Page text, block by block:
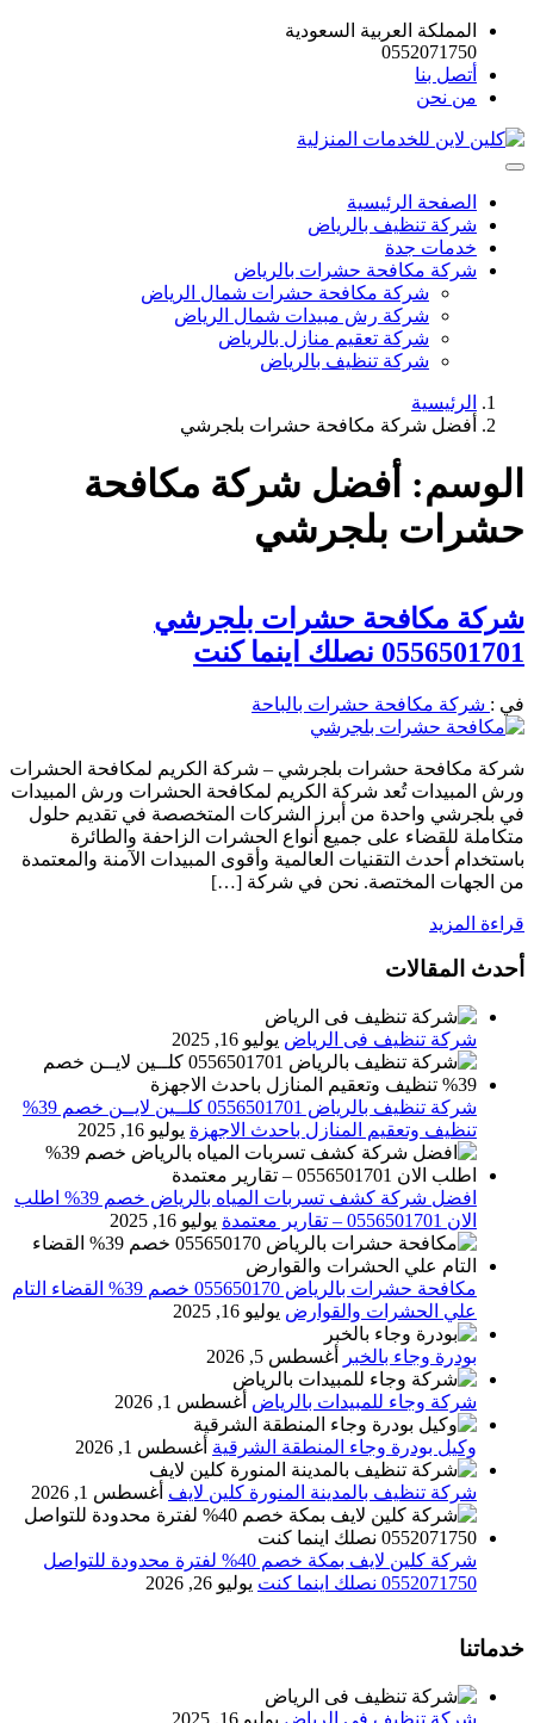
المملكة العربية السعودية
0552071750
أتصل بنا
من نحن
الصفحة الرئيسية
شركة تنظيف بالرياض
خدمات جدة
شركة مكافحة حشرات بالرياض
شركة مكافحة حشرات شمال الرياض
شركة رش مبيدات شمال الرياض
شركة تعقيم منازل بالرياض
شركة تنظيف بالرياض
الرئيسية
أفضل شركة مكافحة حشرات بلجرشي
الوسم: أفضل شركة مكافحة
حشرات بلجرشي
شركة مكافحة حشرات بلجرشي
0556501701 نصلك اينما كنت
في : شركة مكافحة حشرات بالباحة
شركة مكافحة حشرات بلجرشي – شركة الكريم لمكافحة الحشرات
ورش المبيدات تُعد شركة الكريم لمكافحة الحشرات ورش المبيدات
في بلجرشي واحدة من أبرز الشركات المتخصصة في تقديم حلول
متكاملة للقضاء على جميع أنواع الحشرات الزاحفة والطائرة
باستخدام أحدث التقنيات العالمية وأقوى المبيدات الآمنة والمعتمدة
من الجهات المختصة. نحن في شركة […]
قراءة المزيد
أحدث المقالات
شركة تنظيف فى الرياض يوليو 16, 2025
شركة تنظيف بالرياض 0556501701 كلــين لايــن خصم 39%
تنظيف وتعقيم المنازل باحدث الاجهزة يوليو 16, 2025
افضل شركة كشف تسربات المياه بالرياض خصم 39% اطلب
الان 0556501701‬‏ – تقارير معتمدة
يوليو 16, 2025
مكافحة حشرات بالرياض 055650170 خصم 39% القضاء التام
علي الحشرات والقوارض يوليو 16, 2025
بودرة وجاء بالخبر أغسطس 5, 2026
شركة وجاء للمبيدات بالرياض أغسطس 1, 2026
وكيل بودرة وجاء المنطقة الشرقية أغسطس 1, 2026
شركة تنظيف بالمدينة المنورة كلين لايف أغسطس 1, 2026
شركة كلين لايف بمكة خصم 40% لفترة محدودة للتواصل
0552071750 نصلك اينما كنت
يوليو 26, 2026
خدماتنا
شركة تنظيف فى الرياض يوليو 16, 2025